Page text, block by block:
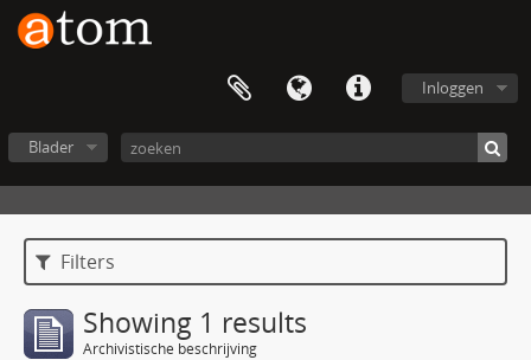
Inloggen
Blader
Filters
Showing 1 results
Archivistische beschrijving